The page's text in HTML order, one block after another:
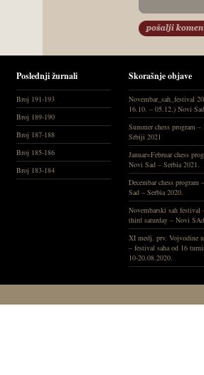
Poslednji žurnali
Broj 191-193
Broj 189-190
Broj 187-188
Broj 185-186
Broj 183-184
Skorašnje objave
Novembar_sah_festival
16.10. – 05.12.) Novi Sad
Summer chess program –
Srbiji 2021
Januar=Februar chess
Novi Sad – Serbia 2021.
Decembar chess program
Sad – Serbia 2020.
Novembarski sah
third saturday – Novi
XI medj. prv. Vojvodine
– festival saha od 16
10-20.08.2020.